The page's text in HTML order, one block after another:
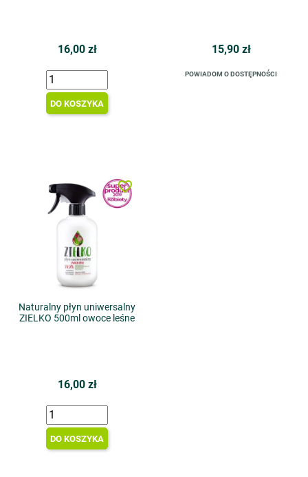
16,00 zł
DO KOSZYKA
15,90 zł
POWIADOM O DOSTĘPNOŚCI
Naturalny płyn uniwersalny
ZIELKO 500ml owoce leśne
16,00 zł
DO KOSZYKA
favorite_border